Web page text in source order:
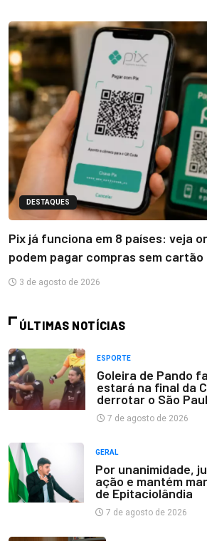
DESTAQUES
Pix já funciona em 8 países: veja
podem pagar compras sem cartão
3 de agosto de 2026
ÚLTIMAS NOTÍCIAS
ESPORTE
Goleira de Pando
estará na final da
derrotar o São
7 de agosto de 2026
GERAL
Por unanimidade,
ação e mantém
de Epitaciolândia
7 de agosto de 2026